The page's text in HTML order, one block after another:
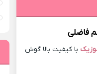
فاضلی
با کیفیت بالا گوش